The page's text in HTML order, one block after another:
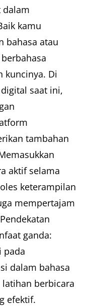
dalam
kamu
bahasa atau
kuncinya. Di
saat ini,
tambahan
aktif selama
keterampilan
mempertajam
ganda:
pada
dalam bahasa
berbicara
efektif.